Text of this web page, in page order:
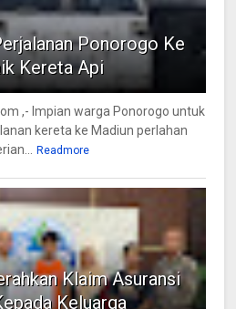
Ponorogo Ke
Kereta Api
,- Impian warga Ponorogo untuk
kereta ke Madiun perlahan
Readmore
Klaim Asuransi
Keluarga